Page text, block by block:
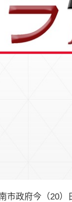
市政府今（20